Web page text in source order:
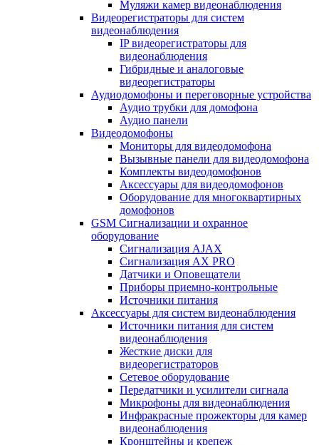
Муляжи камер видеонаблюдения
Видеорегистраторы для систем
видеонаблюдения
IP видеорегистраторы для
видеонаблюдения
Гибридные и аналоговые
видеорегистраторы
Аудиодомофоны и переговорные устройства
Аудио трубки для домофона
Аудио панели
Видеодомофоны
Мониторы для видеодомофона
Вызывные панели для видеодомофона
Комплекты видеодомофонов
Аксессуары для видеодомофонов
Оборудование для многоквартирных
домофонов
GSM Сигнализации и охранное
оборудование
Сигнализация AJAX
Сигнализация AX PRO
Датчики и Оповещатели
Приборы приемно-контрольные
Источники питания
Аксессуары для систем видеонаблюдения
Источники питания для систем
видеонаблюдения
Жесткие диски для
видеорегистраторов
Сетевое оборудование
Передатчики и усилители сигнала
Микрофоны для видеонаблюдения
Инфракрасные прожекторы для камер
видеонаблюдения
Кронштейны и крепеж